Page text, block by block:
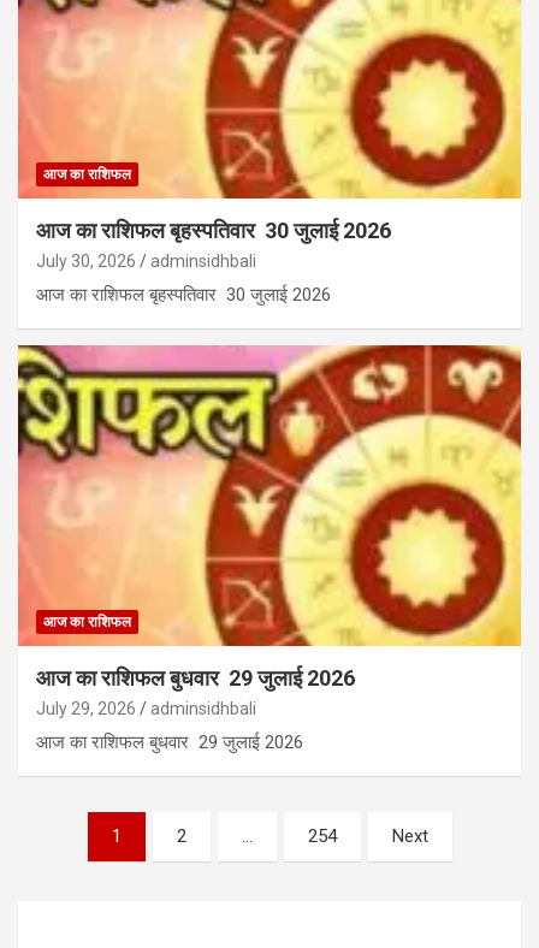
आज का राशिफल
आज का राशिफल बृहस्पतिवार 30 जुलाई 2026
July 30, 2026 adminsidhbali
आज का राशिफल बृहस्पतिवार 30 जुलाई 2026
आज का राशिफल
आज का राशिफल बुधवार 29 जुलाई 2026
July 29, 2026 adminsidhbali
आज का राशिफल बुधवार 29 जुलाई 2026
pagination
1 2 … 254 Next